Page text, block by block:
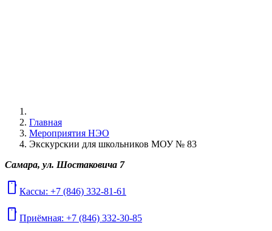
Главная
Мероприятия НЭО
Экскурскии для школьников МОУ № 83
Самара, ул. Шостаковича 7
mobile Кассы: +7 (846) 332-81-61
mobile Приёмная: +7 (846) 332-30-85